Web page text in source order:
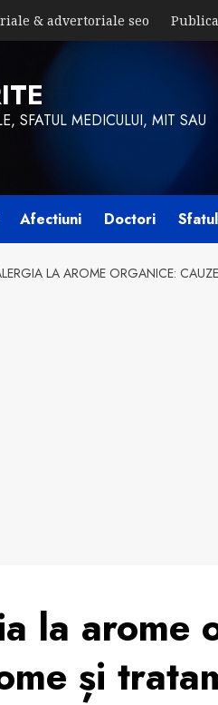
& advertoriale seo
SFATUL MEDICULUI, MIT SAU
Afectiuni Doctori
LA AROME ORGANICE:
la arome
și